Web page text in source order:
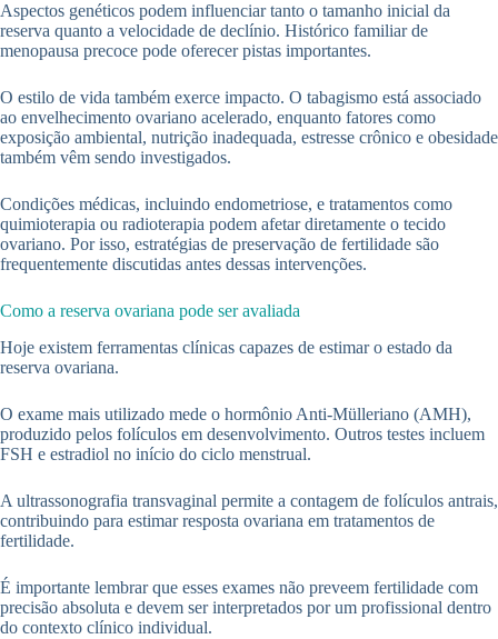
Aspectos genéticos podem influenciar tanto o tamanho inicial da
reserva quanto a velocidade de declínio. Histórico familiar de
menopausa precoce pode oferecer pistas importantes.
O estilo de vida também exerce impacto. O tabagismo está associado
ao envelhecimento ovariano acelerado, enquanto fatores como
exposição ambiental, nutrição inadequada, estresse crônico e obesidade
também vêm sendo investigados.
Condições médicas, incluindo endometriose, e tratamentos como
quimioterapia ou radioterapia podem afetar diretamente o tecido
ovariano. Por isso, estratégias de preservação de fertilidade são
frequentemente discutidas antes dessas intervenções.
Como a reserva ovariana pode ser avaliada
Hoje existem ferramentas clínicas capazes de estimar o estado da
reserva ovariana.
O exame mais utilizado mede o hormônio Anti-Mülleriano (AMH),
produzido pelos folículos em desenvolvimento. Outros testes incluem
FSH e estradiol no início do ciclo menstrual.
A ultrassonografia transvaginal permite a contagem de folículos antrais,
contribuindo para estimar resposta ovariana em tratamentos de
fertilidade.
É importante lembrar que esses exames não preveem fertilidade com
precisão absoluta e devem ser interpretados por um profissional dentro
do contexto clínico individual.